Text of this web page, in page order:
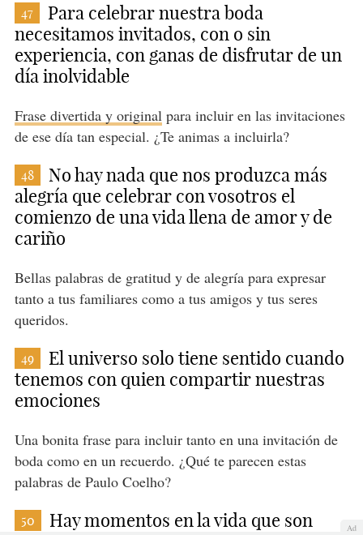
47
Para celebrar nuestra boda
necesitamos invitados, con o sin
experiencia, con ganas de disfrutar de un
día inolvidable
Frase divertida y original para incluir en las invitaciones
de ese día tan especial. ¿Te animas a incluirla?
48
No hay nada que nos produzca más
alegría que celebrar con vosotros el
comienzo de una vida llena de amor y de
cariño
Bellas palabras de gratitud y de alegría para expresar
tanto a tus familiares como a tus amigos y tus seres
queridos.
49
El universo solo tiene sentido cuando
tenemos con quien compartir nuestras
emociones
Una bonita frase para incluir tanto en una invitación de
boda como en un recuerdo. ¿Qué te parecen estas
palabras de Paulo Coelho?
50
Hay momentos en la vida que son
Ad